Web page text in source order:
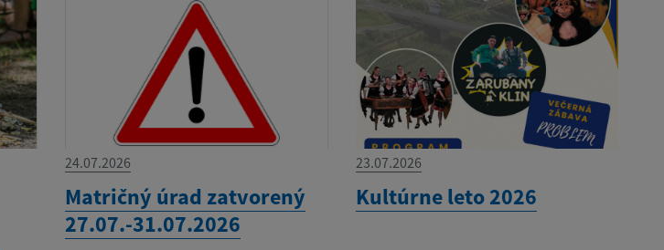
24.07.2026
Matričný úrad zatvorený
27.07.-31.07.2026
23.07.2026
Kultúrne leto 2026